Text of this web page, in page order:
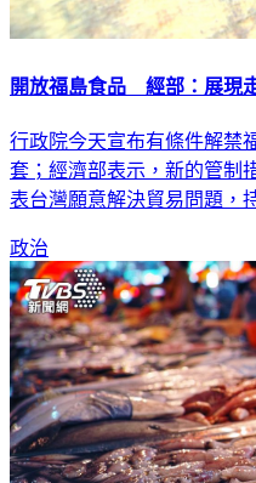
開放福島食品 經部：展現
行政院今天宣布有條件解禁
套；經濟部表示，新的管制
表台灣願意解決貿易問題，
政治